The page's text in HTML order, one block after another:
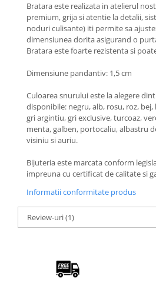
Coliere cu Flori
Coliere cu Animale
Coliere cu Molecule
Coliere Diverse
BRĂȚĂRI
Brățări din Aur cu șnur reglabil
Brățări din Argint cu șnur reglabil
BRĂȚĂRI CU PIETRE SEMIPREȚIOASE
semiprețioase
Brățări din Argint cu pietre
semiprețioase
semiprețioase
BRĂȚĂRI DE PICIOR
Brățări de picior din Argint
Bratara este realizata in atelierul
premium, grija si atentie la detalii,
noduri culisante) iti permite sa
dimensiunea dorita asigurand o
Bratara este foarte rezistenta si
Dimensiune pandantiv: 1,5 cm
Culoarea snurului este la alegere
disponibile: negru, alb, rosu, roz, bej,
gri argintiu, gri exclusive, turcoaz,
menta, galben, portocaliu, albastru
visiniu si auriu.
Bijuteria este marcata conform
impreuna cu certificat de calitate si
Informatii conformitate produs
Review-uri(1)